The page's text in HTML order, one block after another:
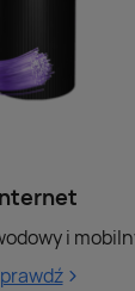
i